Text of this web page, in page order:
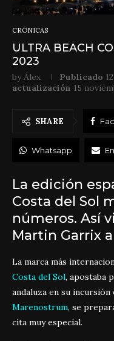
CRÓNICAS
ULTRA BEACH
2023
byÁlex Publicado
actualización 15
SHARE
Whatsapp
La edición
Costa del Sol
números. Así
Martin Garrix
La marca más
Costa del Sol, apostaba
andaluza en su
Marenostrum, se
cita muy especial.